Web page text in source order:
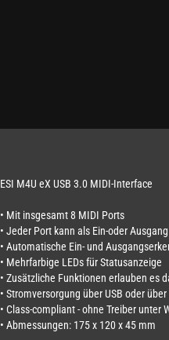
ESI M4U eX USB 3.0 MIDI-Interface
• Mit insgesamt 8 MIDI Ports
• Jeder Port kann als Ein-oder
• Automatische Ein- und
• Mehrfarbige LEDs für Statusanzeige
• Zusätzliche Funktionen erlauben es
• Stromversorgung über USB oder
• Class-compliant - ohne Treiber unter
• Abmessungen: 175 x 120 x 45 mm